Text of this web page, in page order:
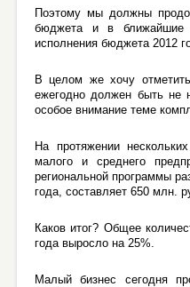
Поэтому мы должны
бюджета и в ближайшие
исполнения бюджета 2012
В целом же хочу
ежегодно должен быть не
особое внимание теме
На протяжении
малого и среднего
региональной программы
года, составляет 650 млн.
Каков итог? Общее
года выросло на 25%.
Малый бизнес сегодня